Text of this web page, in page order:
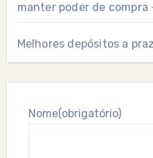
manter poder de compra
Melhores depósitos a
Nome(obrigatório)